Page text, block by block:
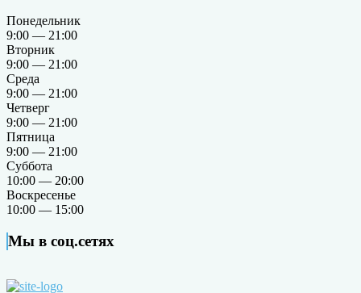
Понедельник
9:00 — 21:00
Вторник
9:00 — 21:00
Среда
9:00 — 21:00
Четверг
9:00 — 21:00
Пятница
9:00 — 21:00
Суббота
10:00 — 20:00
Воскресенье
10:00 — 15:00
Мы в соц.сетях